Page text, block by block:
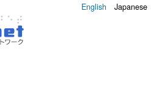
English Japanese